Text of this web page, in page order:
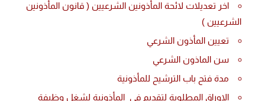
اخر تعديلات لائحة المأذونين الشرعيين ( قانون المأذونين
الشرعيين )
تعيين المأذون الشرعي
سن الماذون الشرعي
مدة فتح باب الترشيح للمأذونية
الاوراق المطلوبة لتقديم في المأذونية لشغل وظيفة